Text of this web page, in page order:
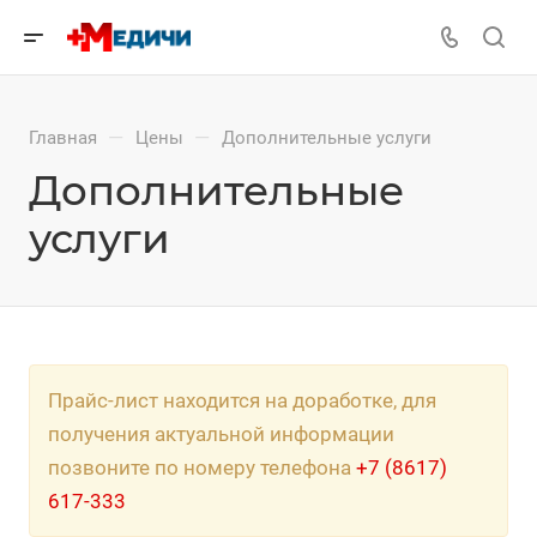
Главная — Цены — Дополнительные услуги
Дополнительные
услуги
Прайс-лист находится на доработке, для
получения актуальной информации
позвоните по номеру телефона +7 (8617)
617-333